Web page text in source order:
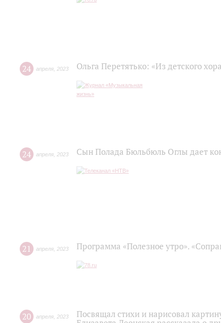
24 апреля 2023 Ольга Перетятько: «Из детского
24 апреля 2023 Сын Полада Бюльбюль Оглы дает
21 апреля 2023 Программа «Полезное утро».
20 апреля 2023
Посвящал стихи и нарисовал